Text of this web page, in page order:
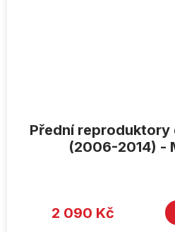
Přední reproduktory
(2006-2014) -
2 090 Kč